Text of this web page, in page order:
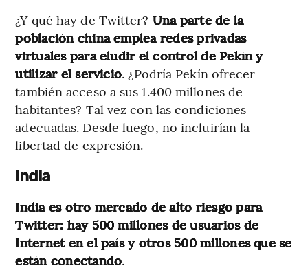
¿Y qué hay de Twitter? Una parte de la
población china emplea redes privadas
virtuales para eludir el control de Pekín y
utilizar el servicio. ¿Podría Pekín ofrecer
también acceso a sus 1.400 millones de
habitantes? Tal vez con las condiciones
adecuadas. Desde luego, no incluirían la
libertad de expresión.
India
India es otro mercado de alto riesgo para
Twitter: hay 500 millones de usuarios de
Internet en el país y otros 500 millones que se
están conectando.